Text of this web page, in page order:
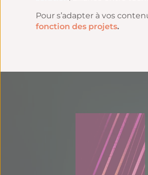
Pour s’adapter à vos
fonction des projets.